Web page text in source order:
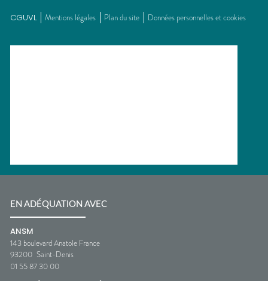
CGUVL Mentions légales Plan du site Données personnelles et cookies
EN ADÉQUATION AVEC
ANSM
143 boulevard Anatole France
93200 Saint-Denis
01 55 87 30 00